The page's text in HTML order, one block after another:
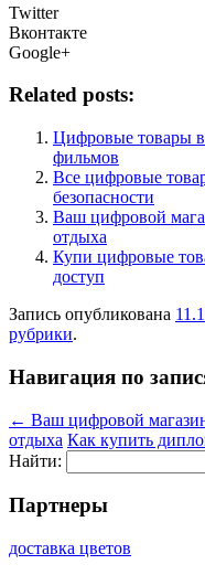
Twitter
Вконтакте
Google+
Related posts:
Цифровые товары
фильмов
Все цифровые
безопасности
Ваш цифровой
отдыха
Купи цифровые
доступ
Запись опубликована
рубрики.
Навигация по
← Ваш цифровой
отдыха Как купить
Найти:
Партнеры
доставка цветов